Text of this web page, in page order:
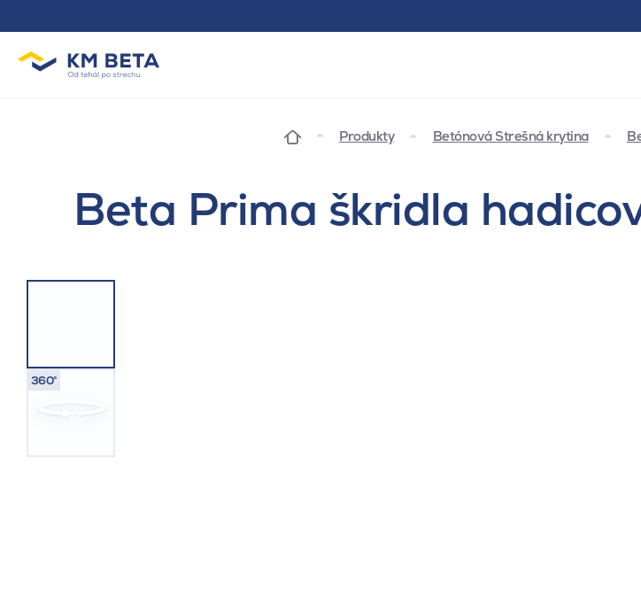
Produkty Betónová Strešná krytina
Beta Prima škridla
360°